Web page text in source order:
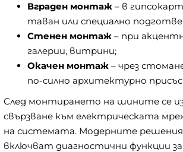
Вграден монтаж – в
таван или специално
Стенен монтаж – при
галерии, витрини;
Окачен монтаж – чрез
по-силно архитектурно
След монтирането на шините се
свързване към електрическата
на системата. Модерните
включват диагностични функции за